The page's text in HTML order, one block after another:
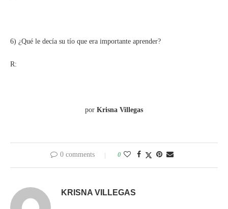
6) ¿Qué le decía su tío que era importante aprender?
R:
por Krisna Villegas
0 comments 0
KRISNA VILLEGAS